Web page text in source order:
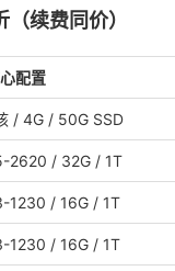
续费同价）
配置
/ 4G / 50G SSD
2620 / 32G / 1T
1230 / 16G / 1T
1230 / 16G / 1T